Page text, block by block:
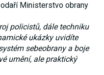
Ministerstvo obrany
policistů, dále techniku
ukázky uvidíte
sebeobrany a boje
umění, ale praktický